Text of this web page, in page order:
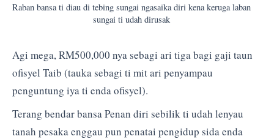
Raban bansa ti diau di tebing sungai ngasaika diri kena keruga laban
sungai ti udah dirusak
Agi mega, RM500,000 nya sebagi ari tiga bagi gaji taun
ofisyel Taib (tauka sebagi ti mit ari penyampau
penguntung iya ti enda ofisyel).
Terang bendar bansa Penan diri sebilik ti udah lenyau
tanah pesaka enggau pun penatai pengidup sida enda